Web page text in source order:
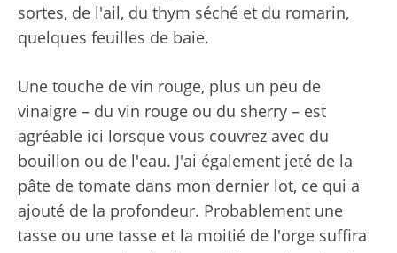
sortes, de l'ail, du thym séché et du romarin,
quelques feuilles de baie.
Une touche de vin rouge, plus un peu de
vinaigre – du vin rouge ou du sherry – est
agréable ici lorsque vous couvrez avec du
bouillon ou de l'eau. J'ai également jeté de la
pâte de tomate dans mon dernier lot, ce qui a
ajouté de la profondeur. Probablement une
tasse ou une tasse et la moitié de l'orge suffira